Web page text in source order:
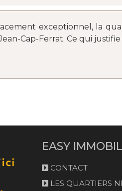
exceptionnel, la
Cap-Ferrat. Ce qui justifie
EASY
CONTACT
LES QUARTIERS